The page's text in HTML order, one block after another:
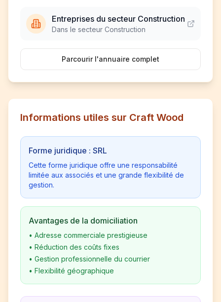
Entreprises du secteur Construction
Dans le secteur Construction
Parcourir l'annuaire complet
Informations utiles sur Craft Wood
Forme juridique : SRL
Cette forme juridique offre une responsabilité
limitée aux associés et une grande flexibilité de
gestion.
Avantages de la domiciliation
• Adresse commerciale prestigieuse
• Réduction des coûts fixes
• Gestion professionnelle du courrier
• Flexibilité géographique